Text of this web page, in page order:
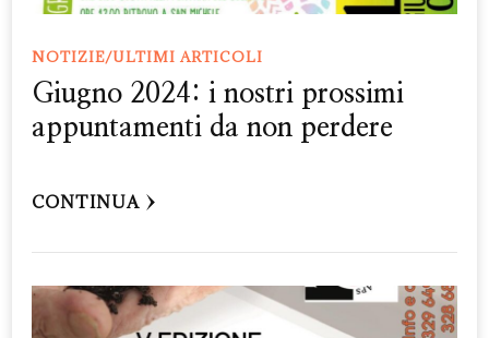
NOTIZIE/ULTIMI ARTICOLI
Giugno 2024: i nostri prossimi
appuntamenti da non perdere
CONTINUA